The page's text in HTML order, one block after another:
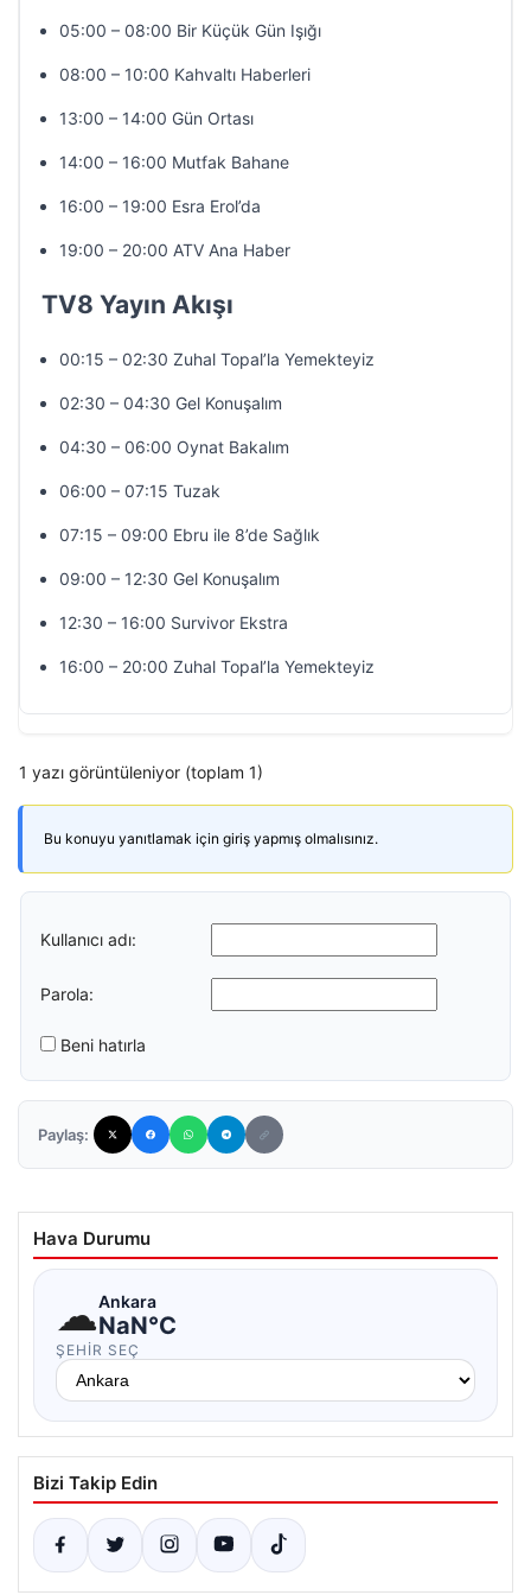
05:00 – 08:00 Bir Küçük Gün Işığı
08:00 – 10:00 Kahvaltı Haberleri
13:00 – 14:00 Gün Ortası
14:00 – 16:00 Mutfak Bahane
16:00 – 19:00 Esra Erol’da
19:00 – 20:00 ATV Ana Haber
TV8 Yayın Akışı
00:15 – 02:30 Zuhal Topal’la Yemekteyiz
02:30 – 04:30 Gel Konuşalım
04:30 – 06:00 Oynat Bakalım
06:00 – 07:15 Tuzak
07:15 – 09:00 Ebru ile 8’de Sağlık
09:00 – 12:30 Gel Konuşalım
12:30 – 16:00 Survivor Ekstra
16:00 – 20:00 Zuhal Topal’la Yemekteyiz
1 yazı görüntüleniyor (toplam 1)
Bu konuyu yanıtlamak için giriş yapmış olmalısınız.
Kullanıcı adı:
Parola:
Beni hatırla
Paylaş:
Hava Durumu
☁Ankara
NaN°C
ŞEHIR SEÇ
Bizi Takip Edin